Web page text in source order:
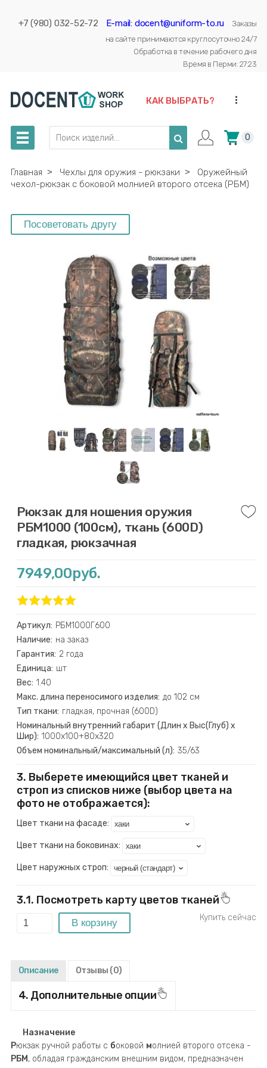
+7 (980) 032-52-72 E-mail: docent@uniform-to.ru
Заказы
на сайте принимаются круглосуточно 24/7
Обработка в течение рабочего дня
Время в Перми: 27:23
КАК ВЫБРАТЬ? ...
0
Главная ˃ Чехлы для оружия - рюкзаки ˃
Оружейный
чехол-рюкзак с боковой молнией второго отсека (РБМ)
Рюкзак для ношения оружия
РБМ1000 (100см), ткань (600D)
гладкая, рюкзачная
7949,00руб.
Артикул: РБМ1000Г600
Наличие: на заказ
Гарантия: 2 года
Единица: шт
Вес: 1.40
Макс. длина переносимого изделия: до 102 см
Тип ткани: гладкая, прочная (600D)
Номинальный внутренний габарит (Длин х Выс(Глуб) х
Шир): 1000х100+80х320
Объем номинальный/максимальный (л): 35/63
3. Выберете имеющийся цвет тканей и
строп из списков ниже (выбор цвета на
фото не отображается):
Цвет ткани на фасаде:
Цвет ткани на боковинах:
Цвет наружных строп:
3.1. Посмотреть карту цветов тканей
Описание Отзывы (0)
4. Дополнительные опции
Назначение
Рюкзак ручной работы c боковой молнией второго отсека -
РБМ, обладая гражданским внешним видом, предназначен